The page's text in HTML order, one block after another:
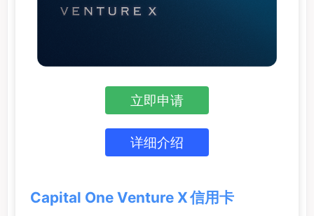
立即申请
详细介绍
Capital One Venture X 信用卡